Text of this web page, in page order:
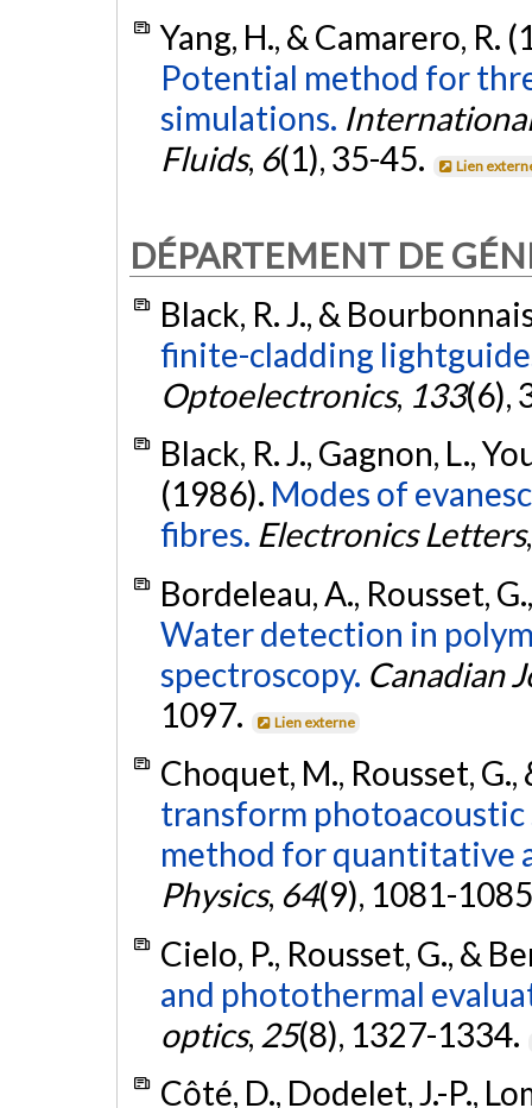
Yang, H., & Camarero, R.
Potential method for
simulations.
Fluids, 6(1), 35-45. Lien
DÉPARTEMENT DE
Black, R. J., &
finite-cladding
Optoelectronics, 133(6),
Black, R. J., Gagnon, L.,
(1986). Modes of
fibres. Electronics Letters
Bordeleau, A., Rousset,
Water detection in
spectroscopy. Canadian
1097.
Lien externe
Choquet, M., Rousset,
transform photoacoustic
method for quantitative
Physics, 64(9), 1081-
Cielo, P., Rousset, G., &
and photothermal
optics, 25(8), 1327-1334.
Côté, D., Dodelet, J.-P.,